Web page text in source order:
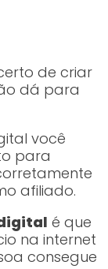
de criar
dá para
você
para
afiliado.
é que
na internet
consegue